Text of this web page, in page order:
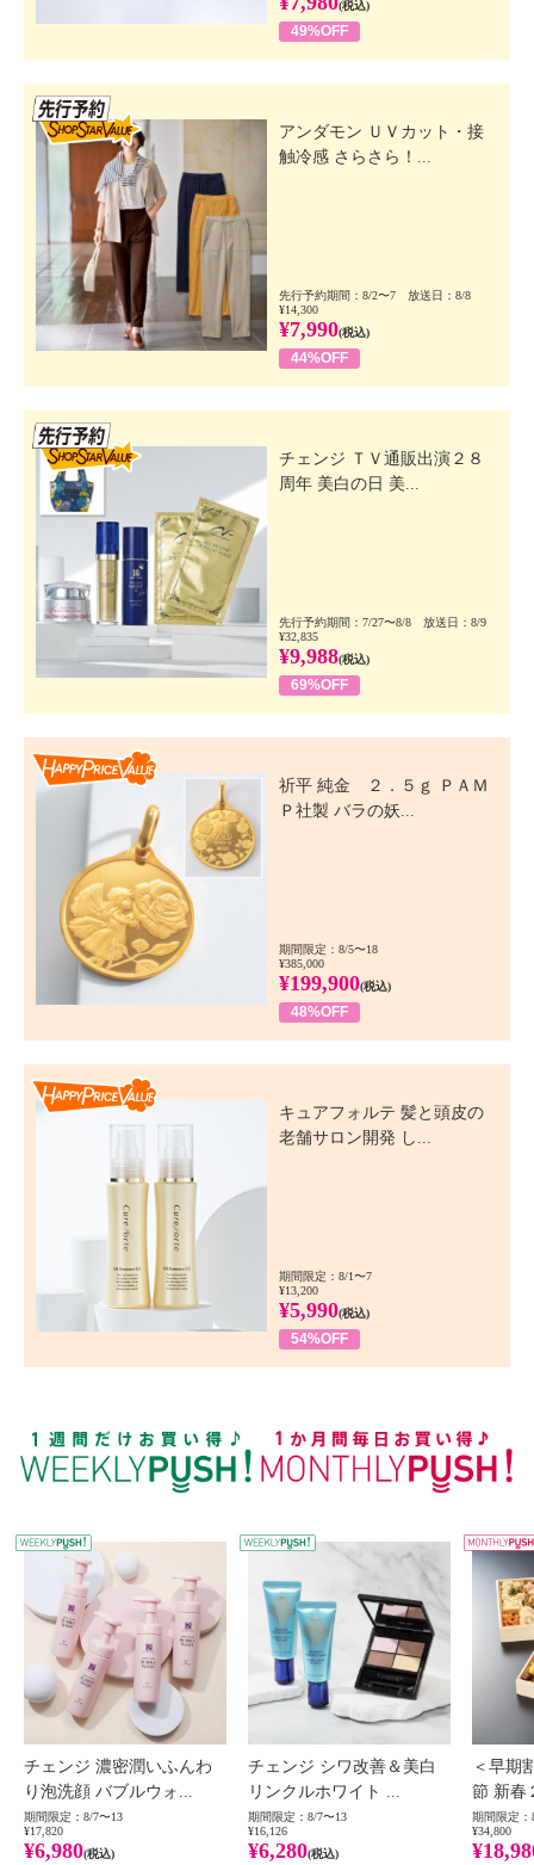
(税込)
49%OFF
アンダモン ＵＶカット・接
触冷感 さらさら！...
先行予約期間：8/2〜7 放送日：8/8
¥14,300
¥7,990(税込)
44%OFF
チェンジ ＴＶ通販出演２８
周年 美白の日 美...
先行予約期間：7/27〜8/8 放送日：8/9
¥32,835
¥9,988(税込)
69%OFF
祈平 純金 ２．５ｇ ＰＡＭ
Ｐ社製 バラの妖...
期間限定：8/5〜18
¥385,000
¥199,900(税込)
48%OFF
キュアフォルテ 髪と頭皮の
老舗サロン開発 し...
期間限定：8/1〜7
¥13,200
¥5,990(税込)
54%OFF
WEEKLY PUSH
チェンジ 濃密潤いふんわ
り泡洗顔 バブルウォ...
期間限定：8/7〜13
¥17,820
¥6,980(税込)
チェンジ シワ改善＆美白
リンクルホワイト ...
期間限定：8/7〜13
¥16,126
¥6,280(税込)
＜早期
節 新春
期間限定：
¥34,800